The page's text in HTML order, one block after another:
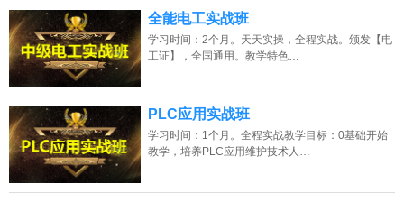
点击免费咨询电话：13807313137
全能电工实战班
学习时间：2个月。天天实操，全程实战。颁发【电
工证】，全国通用。教学特色…
PLC应用实战班
学习时间：1个月。全程实战教学目标：0基础开始
教学，培养PLC应用维护技术人…